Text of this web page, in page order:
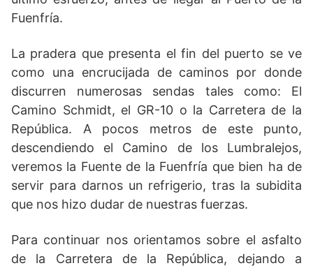
Fuenfría.
La pradera que presenta el fin del puerto se ve
como una encrucijada de caminos por donde
discurren numerosas sendas tales como: El
Camino Schmidt, el GR-10 o la Carretera de la
República. A pocos metros de este punto,
descendiendo el Camino de los Lumbralejos,
veremos la Fuente de la Fuenfría que bien ha de
servir para darnos un refrigerio, tras la subidita
que nos hizo dudar de nuestras fuerzas.
Para continuar nos orientamos sobre el asfalto
de la Carretera de la República, dejando a